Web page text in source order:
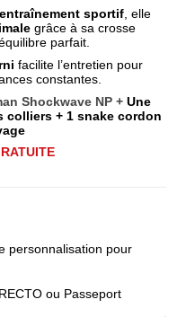
sportif, elle
grâce à sa crosse
parfait.
facilite l’entretien pour
constantes.
Shockwave NP + Une
colliers + 1 snake cordon
personnalisation pour
ou Passeport